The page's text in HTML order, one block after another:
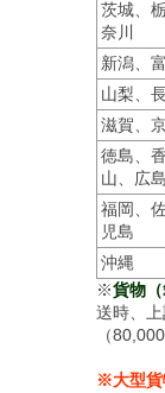
茨城、
奈川
新潟、
山梨、
滋賀、
徳島、
山、広
福岡、
児島
沖縄
※貨物
送時、上
（
※大型貨